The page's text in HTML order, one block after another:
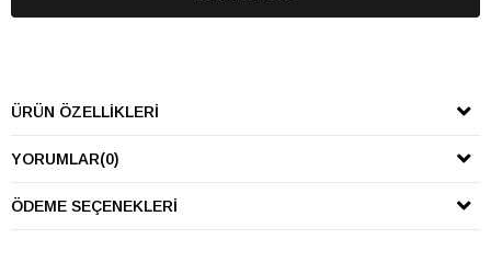
ÜRÜN ÖZELLIKLERI
YORUMLAR(0)
ÖDEME SEÇENEKLERI